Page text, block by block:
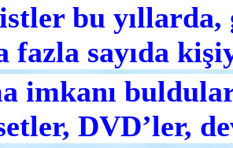
bu
fazla sayıda
imkanı
DVD’ler,